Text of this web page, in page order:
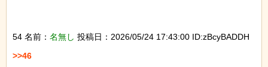
54 名前： 名無し 投稿日：2026/05/24 17:43:00 ID:zBcyBADDH
>>46